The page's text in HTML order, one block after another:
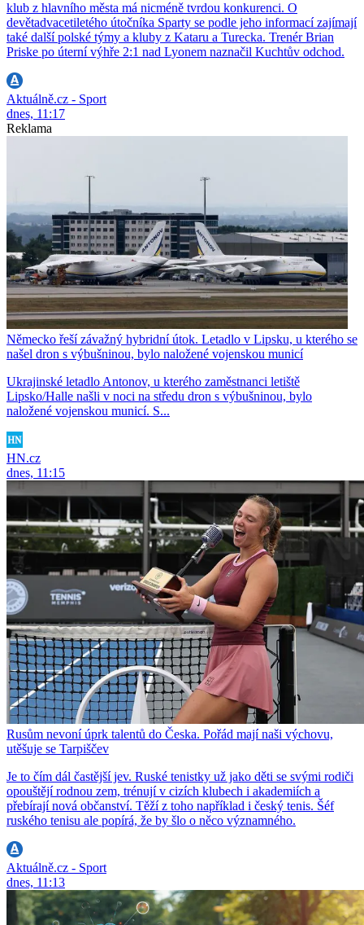
klub z hlavního města má nicméně tvrdou konkurenci. O
devětadvacetiletého útočníka Sparty se podle jeho informací zajímají
také další polské týmy a kluby z Kataru a Turecka. Trenér Brian
Priske po úterní výhře 2:1 nad Lyonem naznačil Kuchtův odchod.
Aktuálně.cz - Sport
dnes, 11:17
Reklama
Německo řeší závažný hybridní útok. Letadlo v Lipsku, u kterého se
našel dron s výbušninou, bylo naložené vojenskou municí
Ukrajinské letadlo Antonov, u kterého zaměstnanci letiště
Lipsko/Halle našli v noci na středu dron s výbušninou, bylo
naložené vojenskou municí. S...
HN.cz
dnes, 11:15
Rusům nevoní úprk talentů do Česka. Pořád mají naši výchovu,
utěšuje se Tarpiščev
Je to čím dál častější jev. Ruské tenistky už jako děti se svými rodiči
opouštějí rodnou zem, trénují v cizích klubech i akademiích a
přebírají nová občanství. Těží z toho například i český tenis. Šéf
ruského tenisu ale popírá, že by šlo o něco významného.
Aktuálně.cz - Sport
dnes, 11:13